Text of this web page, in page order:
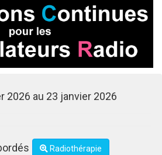
2026 au 23 janvier 2026
Radiothérapie